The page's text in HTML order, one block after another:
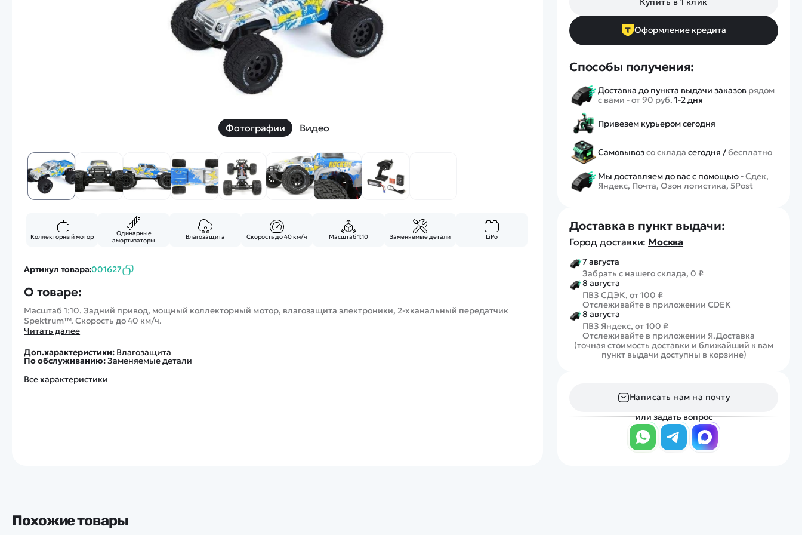
Дроны с 4k камерой
Скоростной катер
Вертолетик для детей ну пульте
Скидки
Смотреть -30%
Фотографии Видео
Коллекторный мотор
Одинарные
амортизаторы
Влагозащита Скорость до 40 км/ч Масштаб 1:10 Заменяемые детали LiPo
Артикул товара:001627
О товаре:
Масштаб 1:10. Задний привод, мощный коллекторный мотор, влагозащита электроники, 2-хканальный передатчик
Spektrum™. Скорость до 40 км/ч.
Читать далее
Доп.характеристики: Влагозащита
По обслуживанию:Заменяемые детали
Все характеристики
Оформление кредита
Способы получения:
Доставка до пункта выдачи заказов рядом
с вами - от 90 руб. 1-2 дня
Привезем курьером сегодня
Самовывозсо склада сегодня /бесплатно
Мы доставляем до вас с помощью -Сдек,
Яндекс, Почта, Озон логистика, 5Post
Доставка в пункт выдачи:
Город доставки: Москва
7 августа
Забрать с нашего склада, 0 ₽
8 августа
ПВЗ СДЭК, от 100 ₽
Отслеживайте в приложении CDEK
8 августа
ПВЗ Яндекс, от 100 ₽
Отслеживайте в приложении Я.Доставка
(точная стоимость доставки и ближайший к вам
пункт выдачи доступны в корзине)
Написать нам на почту
или задать вопрос
Похожие товары
Заказать звонок
Наши соцсети:
Спецтехника
Конструкторы